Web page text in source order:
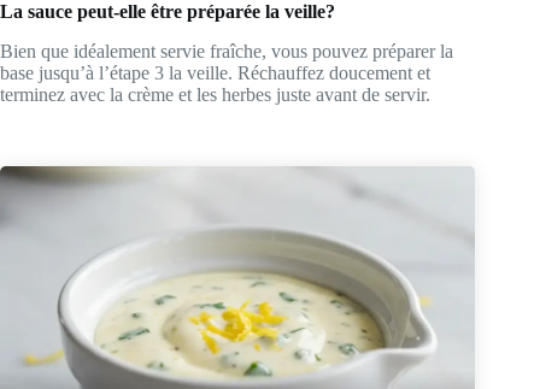
La sauce peut-elle être préparée la veille?
Bien que idéalement servie fraîche, vous pouvez préparer la
base jusqu’à l’étape 3 la veille. Réchauffez doucement et
terminez avec la crème et les herbes juste avant de servir.